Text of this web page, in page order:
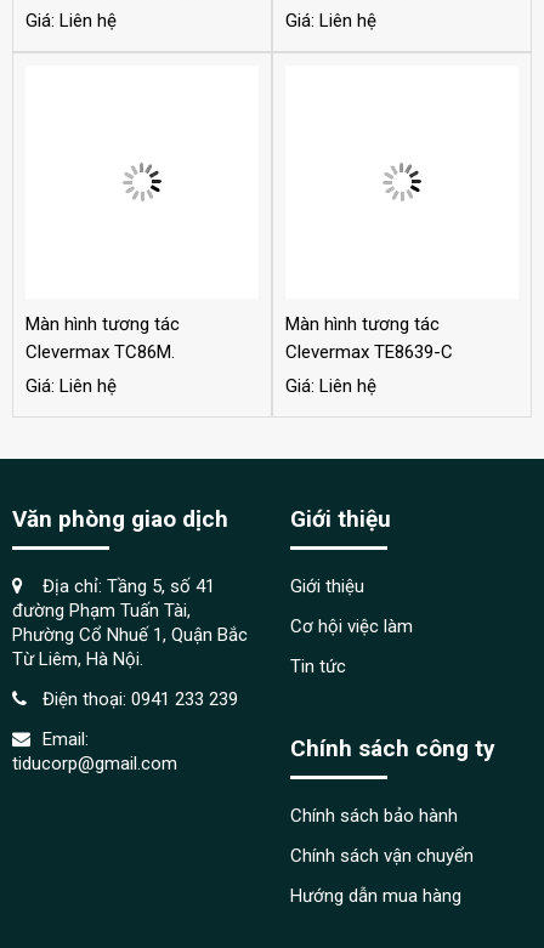
DS65A
Giá: Liên hệ
Giá: Liên hệ
Màn hình tương tác
Clevermax TC86M.
Giá: Liên hệ
Màn hình tương tác
Clevermax TE8639-C
Giá: Liên hệ
Văn phòng giao dịch
Địa chỉ: Tầng 5, số 41
đường Phạm Tuấn Tài,
Phường Cổ Nhuế 1, Quận Bắc
Từ Liêm, Hà Nội.
Điện thoại: 0941 233 239
Email:
tiducorp@gmail.com
Giới thiệu
Giới thiệu
Cơ hội việc làm
Tin tức
Chính sách công ty
Chính sách bảo hành
Chính sách vận chuyển
Hướng dẫn mua hàng